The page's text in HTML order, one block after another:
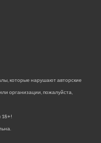
которые нарушают авторские
организации, пожалуйста,
18+!